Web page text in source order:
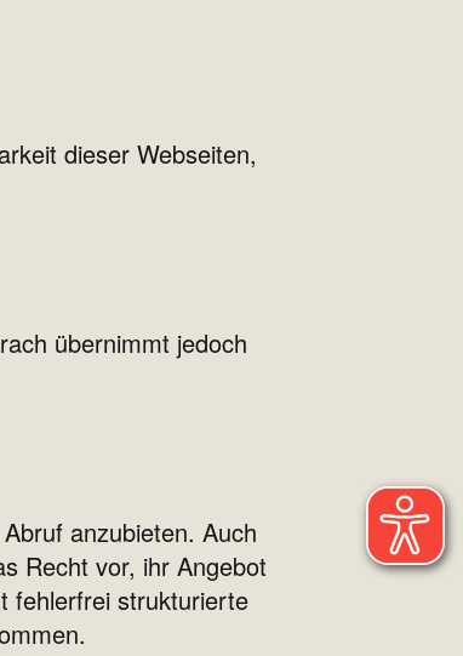
dieser Webseiten,
übernimmt jedoch
anzubieten. Auch
Recht vor, ihr Angebot
fehlerfrei strukturierte